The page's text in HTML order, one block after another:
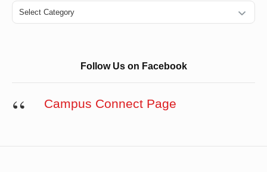
Categories
Follow Us on Facebook
Campus Connect Page